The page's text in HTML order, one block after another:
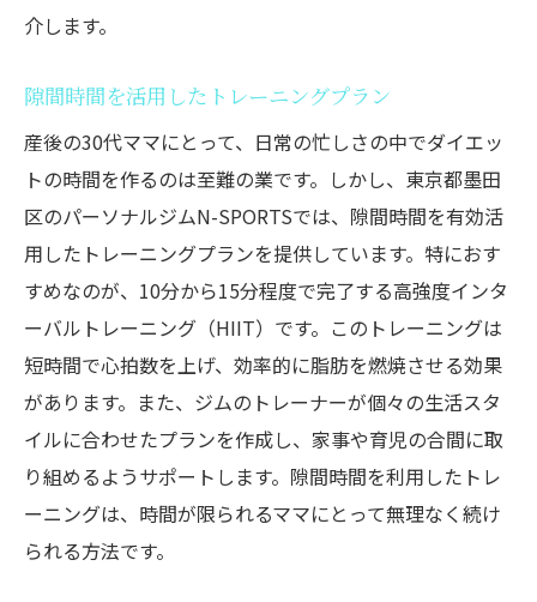
介します。
隙間時間を活用したトレーニングプラン
産後の30代ママにとって、日常の忙しさの中でダイエッ
トの時間を作るのは至難の業です。しかし、東京都墨田
区のパーソナルジムN-SPORTSでは、隙間時間を有効活
用したトレーニングプランを提供しています。特におす
すめなのが、10分から15分程度で完了する高強度インタ
ーバルトレーニング（HIIT）です。このトレーニングは
短時間で心拍数を上げ、効率的に脂肪を燃焼させる効果
があります。また、ジムのトレーナーが個々の生活スタ
イルに合わせたプランを作成し、家事や育児の合間に取
り組めるようサポートします。隙間時間を利用したトレ
ーニングは、時間が限られるママにとって無理なく続け
られる方法です。